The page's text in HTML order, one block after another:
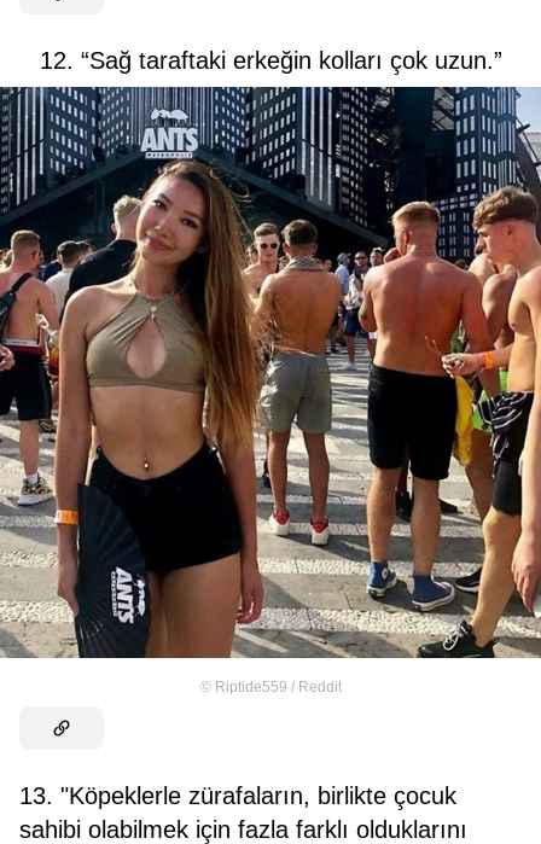
12. “Sağ taraftaki erkeğin kolları çok uzun.”
© Riptide559 / Reddit
13. "Köpeklerle zürafaların, birlikte çocuk
sahibi olabilmek için fazla farklı olduklarını